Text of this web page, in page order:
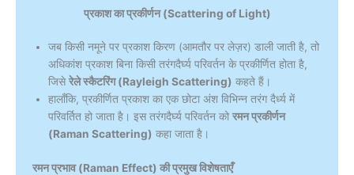
प्रकाश का प्रकीर्णन (Scattering of Light)
जब किसी नमूने पर प्रकाश किरण (आमतौर पर लेज़र) डाली जाती है, तो
अधिकांश प्रकाश बिना किसी तरंगदैर्घ्य परिवर्तन के प्रकीर्णित होता है,
जिसेरेले स्कैटरिंग (Rayleigh Scattering) कहते हैं।
हालाँकि, प्रकीर्णित प्रकाश का एक छोटा अंश विभिन्न तरंग दैर्ध्य में
परिवर्तित हो जाता है। इस तरंगदैर्घ्य परिवर्तन को रमन प्रकीर्णन
(Raman Scattering) कहा जाता है।
रमन प्रभाव (Raman Effect) की प्रमुख विशेषताएँ